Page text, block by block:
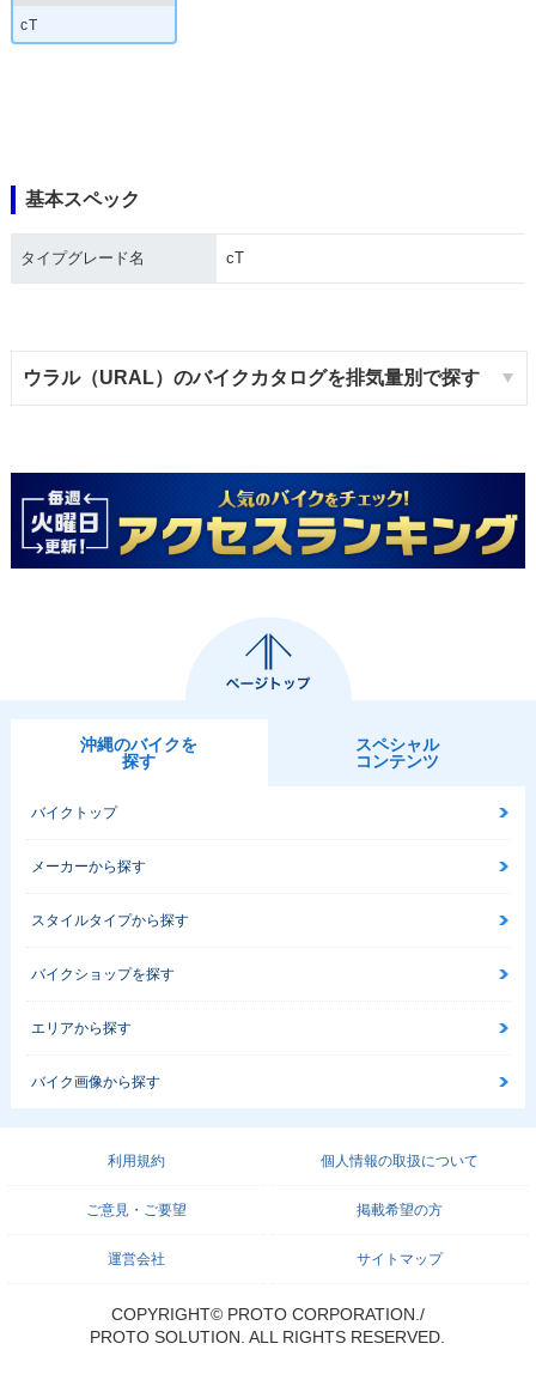
cT
基本スペック
タイプグレード名 cT
ウラル（URAL）のバイクカタログを排気量別で探す
沖縄のバイクを
探す
スペシャル
コンテンツ
バイクトップ
メーカーから探す
スタイルタイプから探す
バイクショップを探す
エリアから探す
バイク画像から探す
利用規約 個人情報の取扱について
ご意見・ご要望 掲載希望の方
運営会社 サイトマップ
COPYRIGHT© PROTO CORPORATION./
PROTO SOLUTION. ALL RIGHTS RESERVED.